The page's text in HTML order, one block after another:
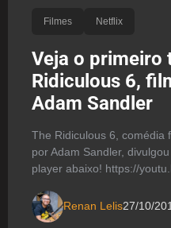
Filmes Netflix
Veja o primeiro
Ridiculous 6,
Adam Sandler
The Ridiculous 6, comédia
por Adam Sandler,
player abaixo! https://
Renan Lelis27/10/